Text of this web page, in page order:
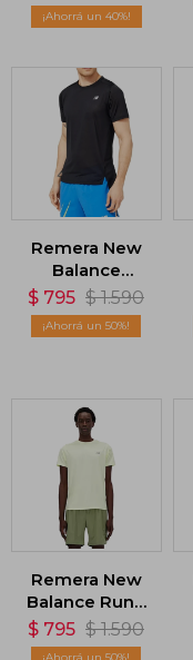
40
Remera New
Balance
Accelerate -
Negro
$ 795 $ 1.590
50
Remera New
Balance Run -
Verde
$ 795 $ 1.590
50